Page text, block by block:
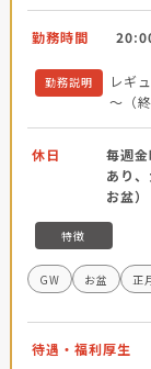
勤務時間
勤務説明
レギ
～（
休日
毎週
あり
お盆）
特徴
GW お盆 正
待遇・福利厚生